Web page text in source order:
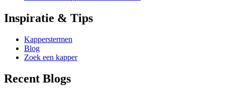
Inspiratie & Tips
Kapperstermen
Blog
Zoek een kapper
Recent Blogs